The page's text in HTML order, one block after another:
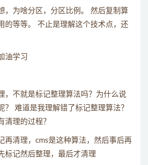
，为啥分区，分区比例。 然后复制算
的等等。 不止是理解这个技术点，还
油学习
，不就是标记整理算法吗？为什么说
？ 难道是我理解错了标记整理算法？
清理的过程？
再清理，cms是这种算法，然后事后再
标记然后整理，最后才清理